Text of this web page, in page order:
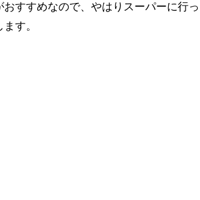
すすめなので、やはりスーパーに行っ
す。